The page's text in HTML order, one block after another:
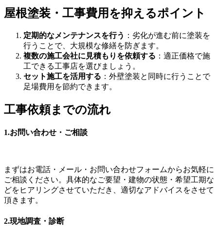
屋根塗装・工事費用を抑えるポイント
定期的なメンテナンスを行う ：劣化が進む前に塗装を
行うことで、大規模な修繕を防ぎます。
複数の施工会社に見積もりを依頼する ：適正価格で施
工できる工事店を選びましょう。
セット施工を活用する ：外壁塗装と同時に行うことで
足場費用を節約できます。
工事依頼までの流れ
1.お問い合わせ・ご相談
まずはお電話・メール・お問い合わせフォームからお気軽に
ご相談ください。具体的なご要望・建物の状態・希望工期な
どをヒアリングさせていただき、適切なアドバイスをさせて
頂きます。
2.現地調査・診断